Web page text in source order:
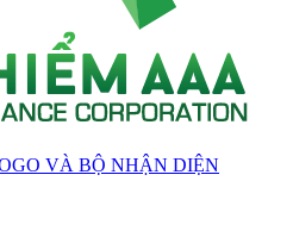
VÀ BỘ NHẬN DIỆN